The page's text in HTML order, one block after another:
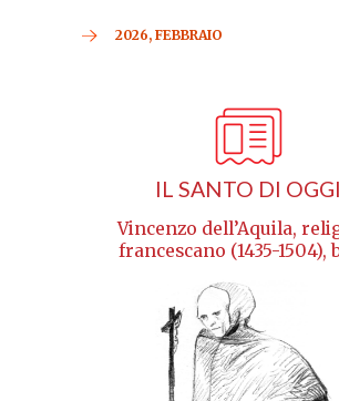
2026, FEBBRAIO
IL SANTO DI OGGI
Vincenzo dell’Aquila,
francescano (1435-1504),